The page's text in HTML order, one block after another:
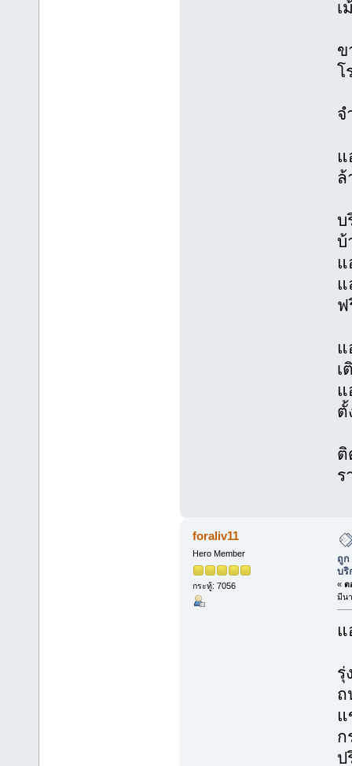
เ
ข
โ
จ
แ
ล้
บ
บ้
แ
แ
ฟ
แ
เ
แ
ตั้
ติ
ร
foraliv11
Hero Member
กระทู้: 7056
ถูก
บริ
« ต
มีน
แ
รุ่
ถ
แ
ก
ป